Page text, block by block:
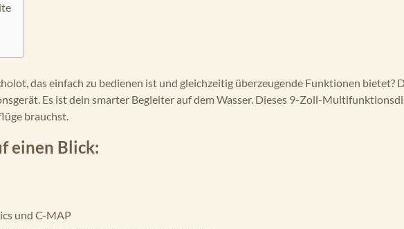
das einfach zu bedienen ist und gleichzeitig überzeugende Funktionen bietet?
Es ist dein smarter Begleiter auf dem Wasser. Dieses 9-Zoll-
brauchst.
einen Blick:
und C-MAP